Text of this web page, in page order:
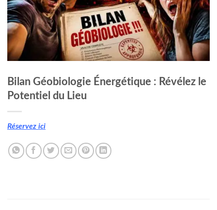
Bilan Géobiologie Énergétique : Révélez le
Potentiel du Lieu
Réservez ici